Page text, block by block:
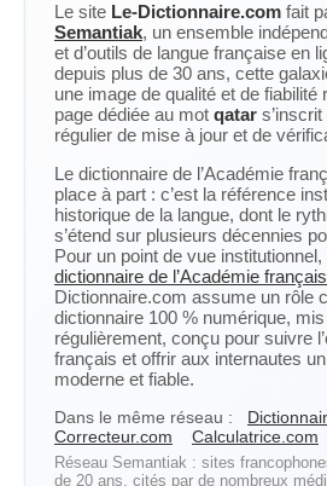
Le site Le-Dictionnaire.com fait
Semantiak, un ensemble
et d’outils de langue française en
depuis plus de 30 ans, cette
une image de qualité et de fiabilité
page dédiée au mot qatar
régulier de mise à jour et de
Le dictionnaire de l’Académie
place à part : c’est la référence
historique de la langue, dont le
s’étend sur plusieurs décennies
Pour un point de vue
dictionnaire de l’Académie
Dictionnaire.com assume un rôle
dictionnaire 100 % numérique,
régulièrement, conçu pour suivre
français et offrir aux internautes
moderne et fiable.
Dans le même réseau :
Correcteur.com
Calculatrice.com
Réseau Semantiak : sites
de 20 ans, cités par de nombreux